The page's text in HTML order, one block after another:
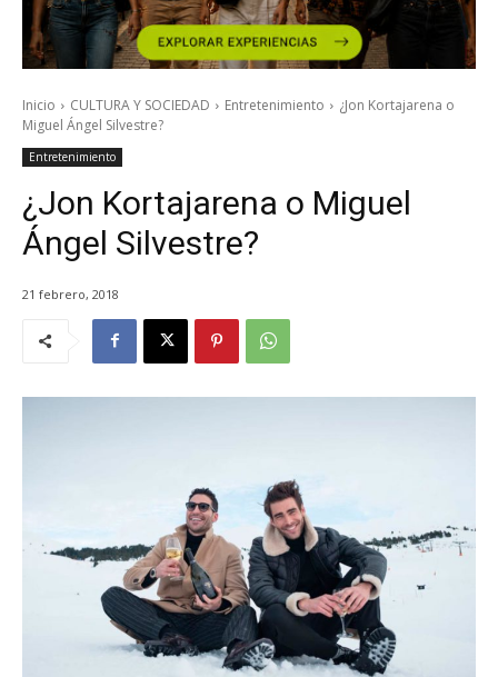
Inicio CULTURA Y SOCIEDAD Entretenimiento
¿Jon Kortajarena o
Miguel Ángel Silvestre?
Entretenimiento
¿Jon Kortajarena o Miguel
Ángel Silvestre?
21 febrero, 2018